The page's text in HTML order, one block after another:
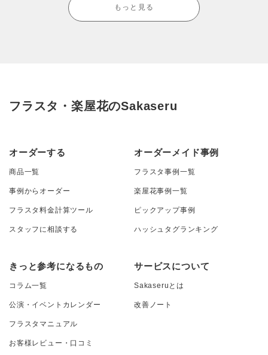
もっと見る
フラスタ・楽屋花のSakaseru
オーダーする
商品一覧
事例からオーダー
フラスタ料金計算ツール
スタッフに相談する
オーダーメイド事例
フラスタ事例一覧
楽屋花事例一覧
ピックアップ事例
ハッシュタグランキング
きっと参考になるもの
コラム一覧
公演・イベントカレンダー
フラスタマニュアル
お客様レビュー・口コミ
サービスについて
Sakaseruとは
改善ノート